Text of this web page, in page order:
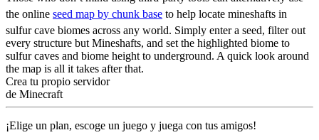
the online seed map by chunk base to help locate mineshafts in
sulfur cave biomes across any world. Simply enter a seed, filter out
every structure but Mineshafts, and set the highlighted biome to
sulfur caves and biome height to underground. A quick look around
the map is all it takes after that.
Crea tu propio servidor
de Minecraft
¡Elige un plan, escoge un juego y juega con tus amigos!